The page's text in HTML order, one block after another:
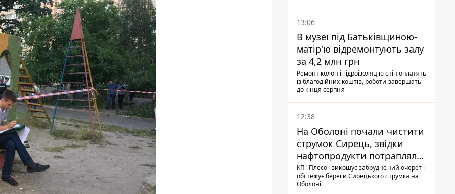
13:06
В музеї під Батьківщиною-
матір'ю відремонтують залу
за 4,2 млн грн
Ремонт колон і гідроізоляцію стін оплатять
із благодійних коштів, роботи завершать
до кінця серпня
12:38
На Оболоні почали чистити
струмок Сирець, звідки
нафтопродукти потрапляли
до озер
КП "Плесо" викошує забруднений очерет і
обстежує береги Сирецького струмка на
Оболоні